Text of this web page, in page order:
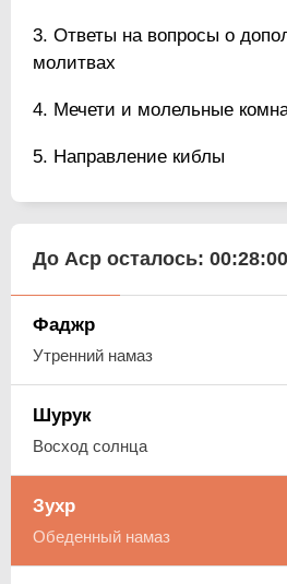
Ответы на вопросы о
молитвах
Мечети и молельные
Направление киблы
До Аср осталось: 00:27:59
Фаджр
Утренний намаз
Шурук
Восход солнца
Зухр
Обеденный намаз